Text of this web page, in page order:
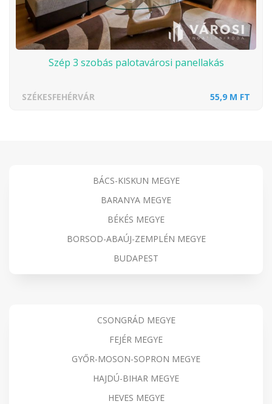
Szép 3 szobás palotavárosi panellakás
SZÉKESFEHÉRVÁR 55,9 M FT
BÁCS-KISKUN MEGYE
BARANYA MEGYE
BÉKÉS MEGYE
BORSOD-ABAÚJ-ZEMPLÉN MEGYE
BUDAPEST
CSONGRÁD MEGYE
FEJÉR MEGYE
GYŐR-MOSON-SOPRON MEGYE
HAJDÚ-BIHAR MEGYE
HEVES MEGYE